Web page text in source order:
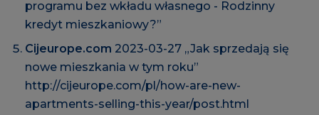
programu bez wkładu własnego - Rodzinny
kredyt mieszkaniowy?”
Cijeurope.com 2023-03-27 „Jak sprzedają się
nowe mieszkania w tym roku”
http://cijeurope.com/pl/how-are-new-
apartments-selling-this-year/post.html